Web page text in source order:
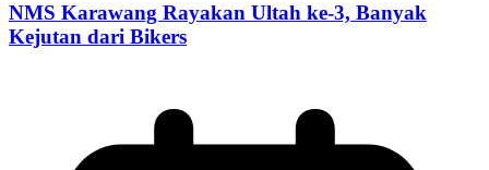
NMS Karawang Rayakan Ultah ke-3, Banyak
Kejutan dari Bikers